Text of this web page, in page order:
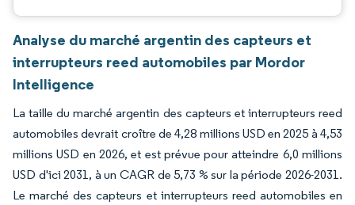
Analyse du marché argentin des capteurs et
interrupteurs reed automobiles par Mordor
Intelligence
La taille du marché argentin des capteurs et interrupteurs reed
automobiles devrait croître de 4,28 millions USD en 2025 à 4,53
millions USD en 2026, et est prévue pour atteindre 6,0 millions
USD d'ici 2031, à un CAGR de 5,73 % sur la période 2026-2031.
Le marché des capteurs et interrupteurs reed automobiles en